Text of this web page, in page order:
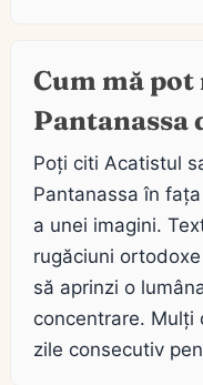
Cum mă
Pantanassa
Poți citi Acatistul
Pantanassa în
a unei imagini.
rugăciuni
să aprinzi o
concentrare. Mulți
zile consecutiv